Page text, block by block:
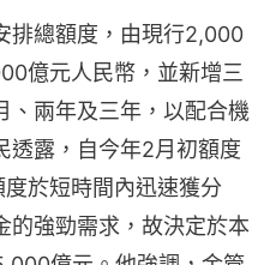
排總額度，由現行2,000
億元人民幣，並新增三
兩年及三年，以配合機
透露，自今年2月初額度
於短時間內迅速獲分
的強勁需求，故決定於本